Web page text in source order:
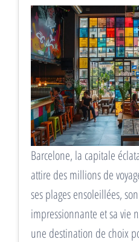
Barcelone, la capitale
attire des millions de
ses plages ensoleillées,
impressionnante et sa vie
une destination de choix